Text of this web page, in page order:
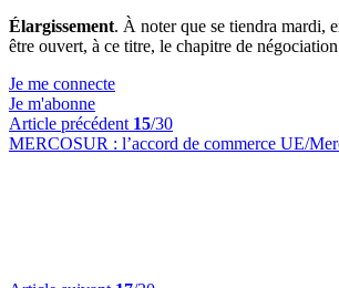
Élargissement. À noter que se tiendra mardi,
être ouvert, à ce titre, le chapitre de
Je me connecte
Je m'abonne
Article précédent 15/30
MERCOSUR : l’accord de commerce UE/